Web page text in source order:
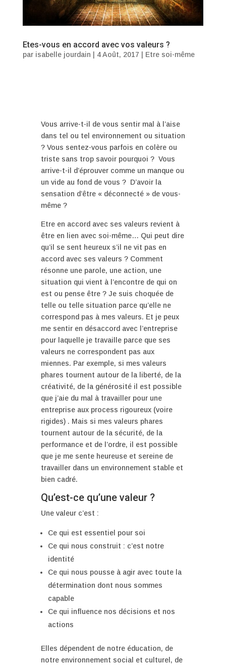
Etes-vous en accord avec vos valeurs ?
par isabelle jourdain 4 Août, 2017 Etre soi-même
Vous arrive-t-il de vous sentir mal à l’aise
dans tel ou tel environnement ou situation
? Vous sentez-vous parfois en colère ou
triste sans trop savoir pourquoi ? Vous
arrive-t-il d’éprouver comme un manque ou
un vide au fond de vous ? D’avoir la
sensation d’être « déconnecté » de vous-
même ?
Etre en accord avec ses valeurs revient à
être en lien avec soi-même… Qui peut dire
qu’il se sent heureux s’il ne vit pas en
accord avec ses valeurs ? Comment
résonne une parole, une action, une
situation qui vient à l’encontre de qui on
est ou pense être ? Je suis choquée de
telle ou telle situation parce qu’elle ne
correspond pas à mes valeurs. Et je peux
me sentir en désaccord avec l’entreprise
pour laquelle je travaille parce que ses
valeurs ne correspondent pas aux
miennes. Par exemple, si mes valeurs
phares tournent autour de la liberté, de la
créativité, de la générosité il est possible
que j’aie du mal à travailler pour une
entreprise aux process rigoureux (voire
rigides) . Mais si mes valeurs phares
tournent autour de la sécurité, de la
performance et de l’ordre, il est possible
que je me sente heureuse et sereine de
travailler dans un environnement stable et
bien cadré.
Qu’est-ce qu’une valeur ?
Une valeur c’est :
Ce qui est essentiel pour soi
Ce qui nous construit : c’est notre
identité
Ce qui nous pousse à agir avec toute la
détermination dont nous sommes
capable
Ce qui influence nos décisions et nos
actions
Elles dépendent de notre éducation, de
notre environnement social et culturel, de